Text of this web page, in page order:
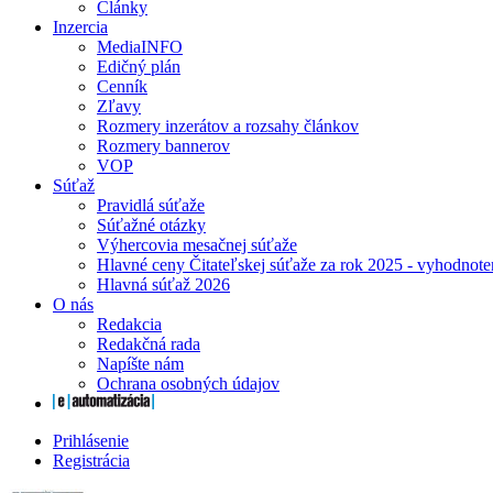
Články
Inzercia
MediaINFO
Edičný plán
Cenník
Zľavy
Rozmery inzerátov a rozsahy článkov
Rozmery bannerov
VOP
Súťaž
Pravidlá súťaže
Súťažné otázky
Výhercovia mesačnej súťaže
Hlavné ceny Čitateľskej súťaže za rok 2025 -
Hlavná súťaž 2026
O nás
Redakcia
Redakčná rada
Napíšte nám
Ochrana osobných údajov
Prihlásenie
Registrácia